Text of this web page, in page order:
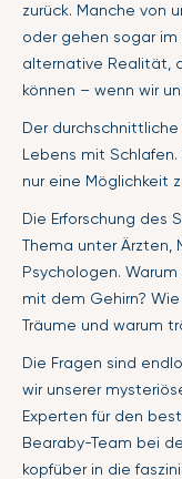
zurück. Manche von
oder gehen sogar im
alternative Realität,
können – wenn wir
Der
Lebens mit
nur eine Möglichkeit
Die Erforschung des
Thema unter Ärzten,
Psychologen.
mit dem Gehirn?
Träume und warum
Die Fragen sind
wir unserer
Experten für den
Bearaby-Team bei
kopfüber in die